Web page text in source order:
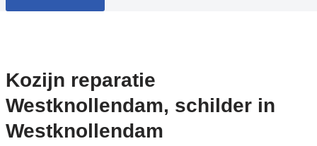
Kozijn reparatie
Westknollendam, schilder in
Westknollendam